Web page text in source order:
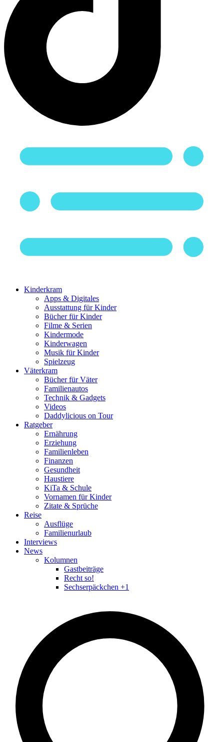
Kinderkram
Apps & Digitales
Ausstattung für Kinder
Bücher für Kinder
Filme & Serien
Kindermode
Kinderwagen
Musik für Kinder
Spielzeug
Väterkram
Bücher für Väter
Familienautos
Technik & Gadgets
Videos
Daddylicious on Tour
Ratgeber
Ernährung
Erziehung
Familienleben
Finanzen
Gesundheit
Haustiere
KiTa & Schule
Vornamen für Kinder
Zitate & Sprüche
Reise
Ausflüge
Familienurlaub
Interviews
News
Kolumnen
Gastbeiträge
Recht so!
Sechserpäckchen +1